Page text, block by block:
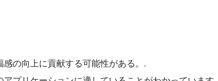
の向上に貢献する可能性がある。.